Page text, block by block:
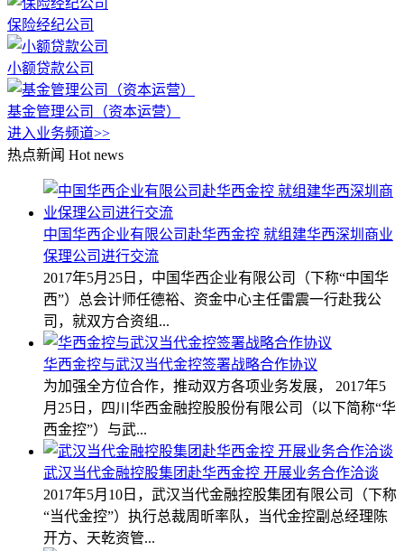
保险经纪公司
小额贷款公司
基金管理公司（资本运营）
进入业务频道>>
热点新闻 Hot news
中国华西企业有限公司赴华西金控 就组建华西深圳商业
保理公司进行交流
2017年5月25日，中国华西企业有限公司（下称“中国华
西”）总会计师任德裕、资金中心主任雷震一行赴我公
司，就双方合资组...
华西金控与武汉当代金控签署战略合作协议
为加强全方位合作，推动双方各项业务发展， 2017年5
月25日，四川华西金融控股股份有限公司（以下简称“华
西金控”）与武...
武汉当代金融控股集团赴华西金控 开展业务合作洽谈
2017年5月10日，武汉当代金融控股集团有限公司（下称
“当代金控”）执行总裁周昕率队，当代金控副总经理陈
开方、天乾资管...